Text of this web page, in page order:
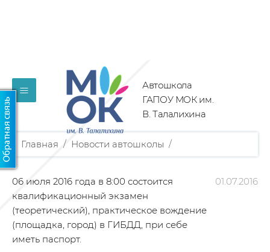
Автошкола
ГАПОУ МОК им.
В. Талалихина
≡
Главная / Новости автошколы /
01.07.2016
06 июля 2016 года в 8:00 состоится
квалификационный экзамен
(теоретический), практическое вождение
(площадка, город) в ГИБДД, при себе
иметь паспорт.